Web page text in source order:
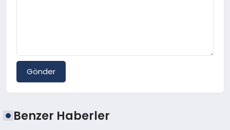
Gönder
Benzer Haberler